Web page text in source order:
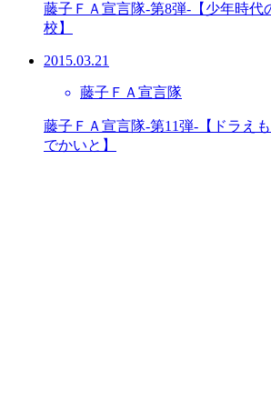
藤子ＦＡ宣言隊-第8弾-【少年時
校】
2015.03.21
藤子ＦＡ宣言隊
藤子ＦＡ宣言隊-第11弾-【ドラえ
でかいと】